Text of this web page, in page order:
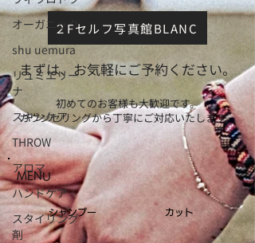
オーガニック
shu uemura
リュミエリー
ナ
スキンケア
THROW
アロマ
ハンドケア
スタイリング
剤
２Fセルフ写真館BLANC
まずは、お気軽にご予約ください。
初めてのお客様も大歓迎です。
カウンセリングから丁寧にご対応いたします。
MENU
シャンプー カット